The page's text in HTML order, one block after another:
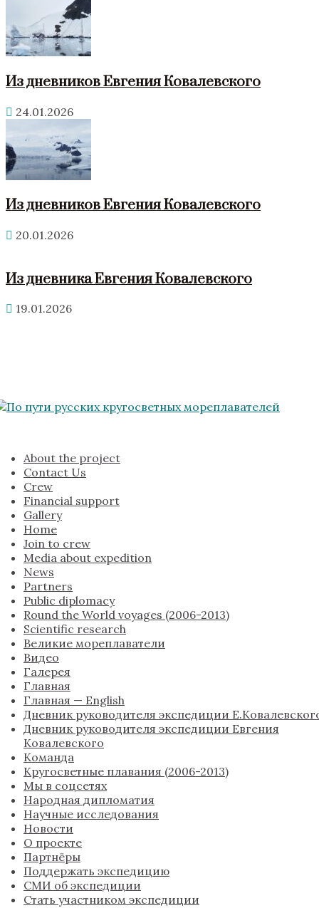
Из дневников Евгения Ковалевского
24.01.2026
Из дневников Евгения Ковалевского
20.01.2026
Из дневника Евгения Ковалевского
19.01.2026
About the project
Contact Us
Crew
Financial support
Gallery
Home
Join to crew
Media about expedition
News
Partners
Public diplomacy
Round the World voyages (2006-2013)
Scientific research
Великие мореплаватели
Видео
Галерея
Главная
Главная — English
Дневник руководителя экспедиции
Дневник руководителя экспедиции Евгения
Ковалевского
Команда
Кругосветные плавания (2006-2013)
Мы в соцсетях
Народная дипломатия
Научные исследования
Новости
О проекте
Партнёры
Поддержать экспедицию
СМИ об экспедиции
Стать участником экспедиции